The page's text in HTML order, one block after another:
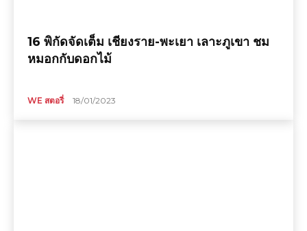
16 พิกัดจัดเต็ม เชียงราย-พะเยา เลาะภูเขา ชม
หมอกกับดอกไม้
WE สตอรี่ 18/01/2023